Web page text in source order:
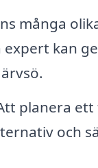
många
kan
planera ett
och